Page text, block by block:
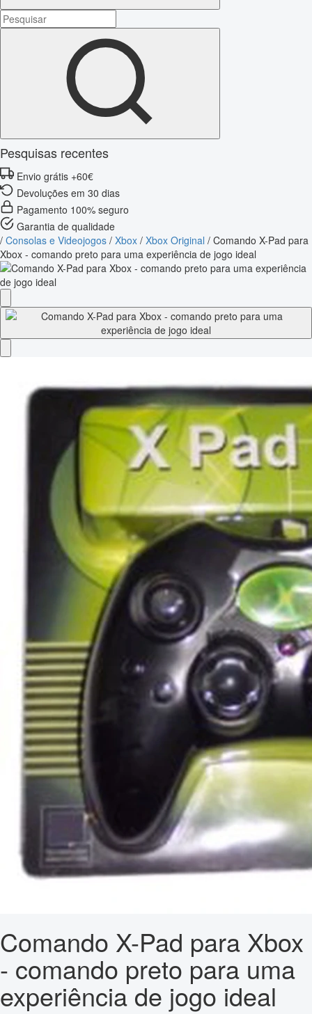
Pesquisas recentes
Envio grátis +60€
Devoluções em 30 dias
Pagamento 100% seguro
Garantia de qualidade
/ Consolas e Videojogos / Xbox / Xbox Original / Comando X-Pad para
Xbox - comando preto para uma experiência de jogo ideal
Comando X-Pad para Xbox
- comando preto para uma
experiência de jogo ideal